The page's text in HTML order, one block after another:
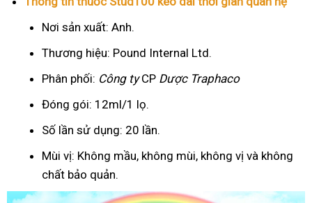
Nơi sản xuất: Anh.
Thương hiệu: Pound Internal Ltd.
Phân phối: Công tyCP Dược Traphaco
Đóng gói: 12ml/1 lọ.
Số lần sử dụng: 20 lần.
Mùi vị: Không mầu, không mùi, không vị và không
chất bảo quản.